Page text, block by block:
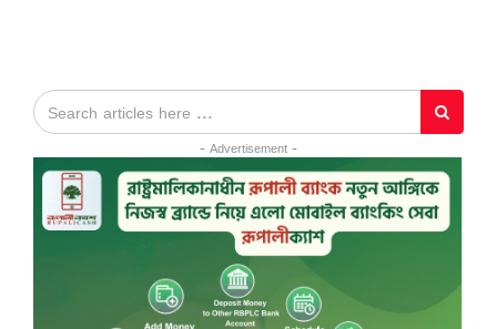
- Advertisement -